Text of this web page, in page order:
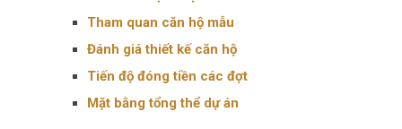
Tham quan căn hộ mẫu
Đánh giá thiết kế căn hộ
Tiến độ đóng tiền các đợt
Mặt bằng tổng thể dự án